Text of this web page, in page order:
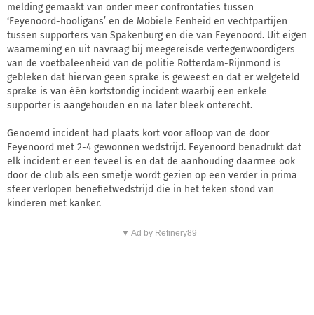
melding gemaakt van onder meer confrontaties tussen
‘Feyenoord-hooligans’ en de Mobiele Eenheid en vechtpartijen
tussen supporters van Spakenburg en die van Feyenoord. Uit eigen
waarneming en uit navraag bij meegereisde vertegenwoordigers
van de voetbaleenheid van de politie Rotterdam-Rijnmond is
gebleken dat hiervan geen sprake is geweest en dat er welgeteld
sprake is van één kortstondig incident waarbij een enkele
supporter is aangehouden en na later bleek onterecht.
Genoemd incident had plaats kort voor afloop van de door
Feyenoord met 2-4 gewonnen wedstrijd. Feyenoord benadrukt dat
elk incident er een teveel is en dat de aanhouding daarmee ook
door de club als een smetje wordt gezien op een verder in prima
sfeer verlopen benefietwedstrijd die in het teken stond van
kinderen met kanker.
▼ Ad by Refinery89